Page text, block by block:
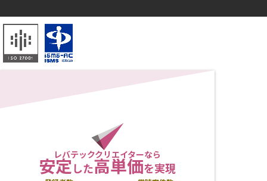
レバテッククリエイターなら
安定した高単価を実現